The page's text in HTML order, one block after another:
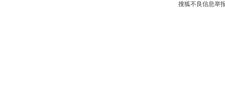
搜狐不良信息举